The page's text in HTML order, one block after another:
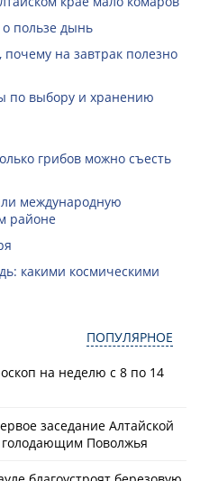
пользе дынь
на завтрак полезно
по выбору и хранению
грибов можно съесть
международную
районе
какими космическими
ПОПУЛЯРНОЕ
на неделю с 8 по 14
заседание Алтайской
Поволжья